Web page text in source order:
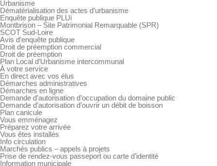
Urbanisme
Dématérialisation des actes d’urbanisme
Enquête publique PLUi
Montbrison – Site Patrimonial Remarquable (SPR)
SCOT Sud-Loire
Avis d’enquête publique
Droit de préemption commercial
Droit de préemption
Plan Local d’Urbanisme intercommunal
À votre service
En direct avec vos élus
Démarches administratives
Démarches en ligne
Demande d’autorisation d’occupation du domaine public
Demande d’autorisation d’ouvrir un débit de boisson
Plan canicule
Vous emménagez
Préparez votre arrivée
Vous êtes installés
Info circulation
Marchés publics – appels à projets
Prise de rendez-vous passeport ou carte d’identité
Information municipale